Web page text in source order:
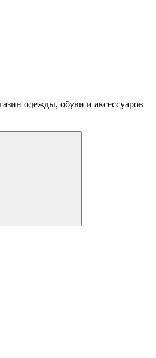
одежды, обуви и аксессуаров